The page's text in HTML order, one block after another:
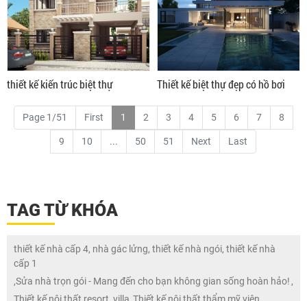
thiết kế kiến trúc biệt thự Thiết kế biệt thự đẹp có hồ bơi
Page 1/51 First 1 2 3 4 5 6 7 8
9 10 ... 50 51 Next Last
TAG TỪ KHÓA
thiết kế nhà cấp 4, nhà gác lửng, thiết kế nhà ngói, thiết kế nhà
cấp 1
,Sửa nhà trọn gói - Mang đến cho bạn không gian sống hoàn hảo! ,